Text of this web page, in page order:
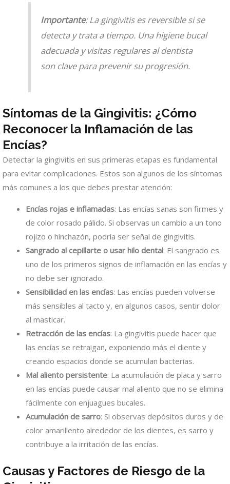
Importante: La gingivitis es reversible si se
detecta y trata a tiempo. Una higiene bucal
adecuada y visitas regulares al dentista
son clave para prevenir su progresión.
Síntomas de la Gingivitis: ¿Cómo
Reconocer la Inflamación de las
Encías?
Detectar la gingivitis en sus primeras etapas es fundamental
para evitar complicaciones. Estos son algunos de los síntomas
más comunes a los que debes prestar atención:
Encías rojas e inflamadas: Las encías sanas son firmes y
de color rosado pálido. Si observas un cambio a un tono
rojizo o hinchazón, podría ser señal de gingivitis.
Sangrado al cepillarte o usar hilo dental: El sangrado es
uno de los primeros signos de inflamación en las encías y
no debe ser ignorado.
Sensibilidad en las encías: Las encías pueden volverse
más sensibles al tacto y, en algunos casos, sentir dolor
al masticar.
Retracción de las encías: La gingivitis puede hacer que
las encías se retraigan, exponiendo más el diente y
creando espacios donde se acumulan bacterias.
Mal aliento persistente: La acumulación de placa y sarro
en las encías puede causar mal aliento que no se elimina
fácilmente con enjuagues bucales.
Acumulación de sarro: Si observas depósitos duros y de
color amarillento alrededor de los dientes, es sarro y
contribuye a la irritación de las encías.
Causas y Factores de Riesgo de la